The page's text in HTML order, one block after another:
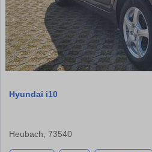
Hyundai i10
Heubach, 73540